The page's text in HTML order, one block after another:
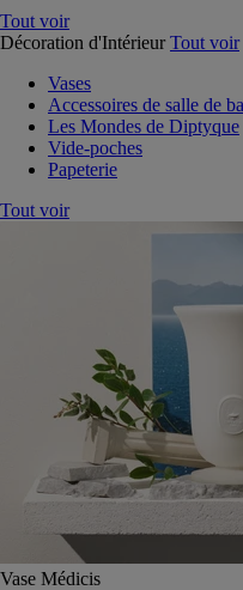
Tout voir
Décoration d'Intérieur Tout voir
Vases
Accessoires de salle de
Les Mondes de Diptyque
Vide-poches
Papeterie
Tout voir
Vase Médicis